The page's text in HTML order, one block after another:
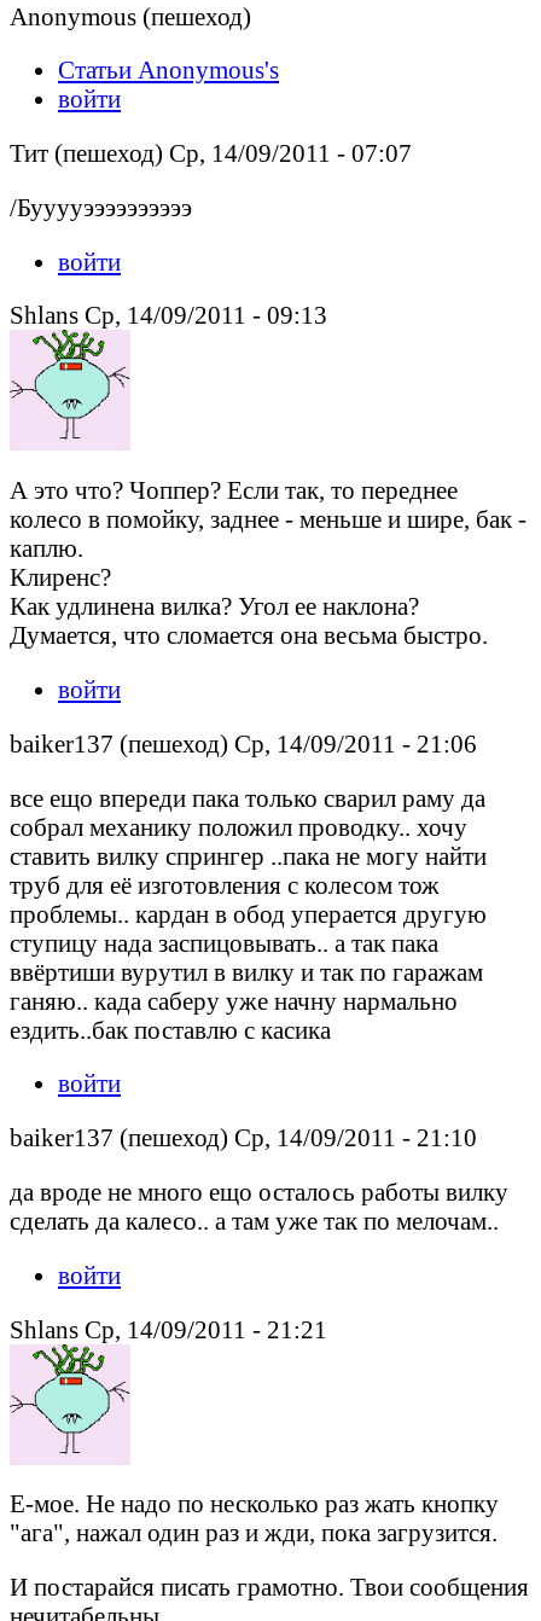
Anonymous (пешеход)
Статьи Anonymous's
войти
Тит (пешеход) Ср, 14/09/2011 - 07:07
/Бууууээээээээээ
войти
Shlans Ср, 14/09/2011 - 09:13
А это что? Чоппер? Если так, то переднее
колесо в помойку, заднее - меньше и шире, бак -
каплю.
Клиренс?
Как удлинена вилка? Угол ее наклона?
Думается, что сломается она весьма быстро.
войти
baiker137 (пешеход) Ср, 14/09/2011 - 21:06
все ещо впереди пака только сварил раму да
собрал механику положил проводку.. хочу
ставить вилку спрингер ..пака не могу найти
труб для её изготовления с колесом тож
проблемы.. кардан в обод уперается другую
ступицу нада заспицовывать.. а так пака
ввёртиши вурутил в вилку и так по гаражам
ганяю.. када саберу уже начну нармально
ездить..бак поставлю с касика
войти
baiker137 (пешеход) Ср, 14/09/2011 - 21:10
да вроде не много ещо осталось работы вилку
сделать да калесо.. а там уже так по мелочам..
войти
Shlans Ср, 14/09/2011 - 21:21
Е-мое. Не надо по несколько раз жать кнопку
"ага", нажал один раз и жди, пока загрузится.
И постарайся писать грамотно. Твои сообщения